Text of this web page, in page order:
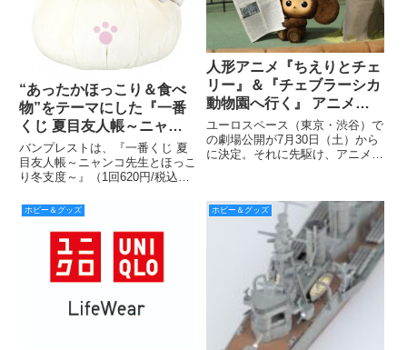
“あったかほっこり＆食べ
物”をテーマにした『一番
くじ 夏目友人帳～ニャン
コ先生とほっこり冬支度
～』 10月中旬より販売開
始
バンプレストは、『一番くじ 夏
目友人帳～ニャンコ先生とほっこ
り冬支度～』（1回620円/税込）
マート、サークルK・サンクス、
書店、ホビーショップ、アミュー
ズメント施設などで展開します。
※なくなり次第、終了とな
人形アニメ『ちえりとチェ
リー』＆『チェブラーシカ
動物園へ行く』 アニメイ
ト池袋本店での特別上映会
の開催が決定！
ユーロスペース（東京・渋谷）で
の劇場公開が7月30日（土）から
に決定。それに先駆け、アニメイ
た。参加料は無料。
ホビー＆グッズ ホビー＆グッズ